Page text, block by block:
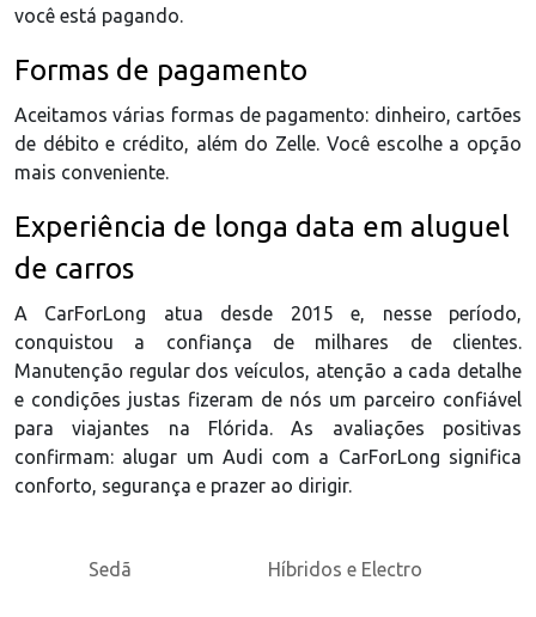
você está pagando.
Formas de pagamento
Aceitamos várias formas de pagamento: dinheiro, cartões
de débito e crédito, além do Zelle. Você escolhe a opção
mais conveniente.
Experiência de longa data em aluguel
de carros
A CarForLong atua desde 2015 e, nesse período,
conquistou a confiança de milhares de clientes.
Manutenção regular dos veículos, atenção a cada detalhe
e condições justas fizeram de nós um parceiro confiável
para viajantes na Flórida. As avaliações positivas
confirmam: alugar um Audi com a CarForLong significa
conforto, segurança e prazer ao dirigir.
Sedã Híbridos e Electro